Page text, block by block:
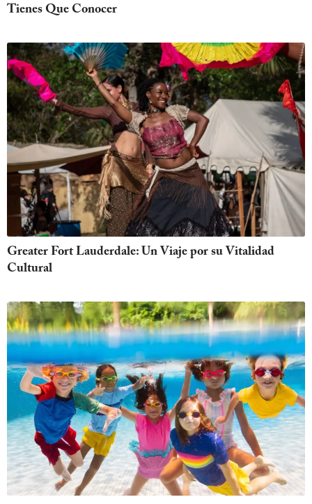
Tienes Que Conocer
Greater Fort Lauderdale: Un Viaje por su Vitalidad
Cultural